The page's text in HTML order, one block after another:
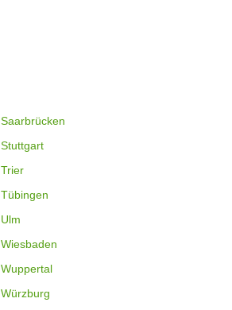
Saarbrücken
Stuttgart
Trier
Tübingen
Ulm
Wiesbaden
Wuppertal
Würzburg